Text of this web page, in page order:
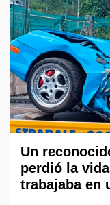
Un
perdió la
trabajaba en